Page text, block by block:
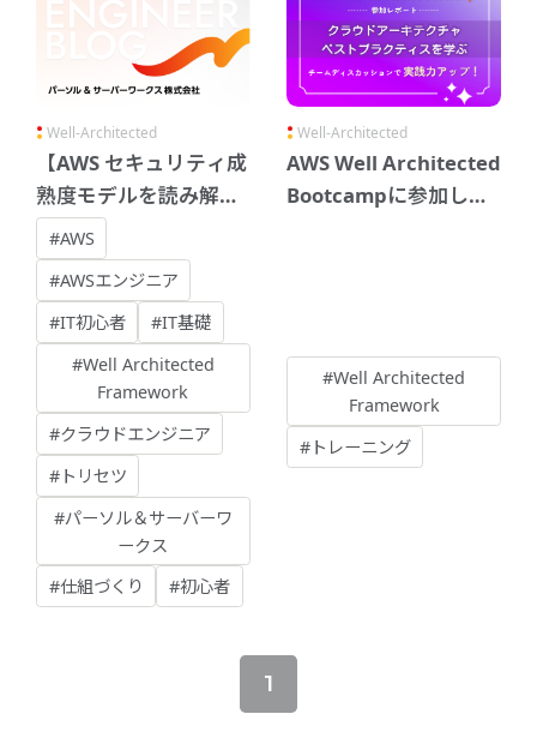
Well-Architected
【AWS セキュリティ成
熟度モデルを読み解
く】 - 基礎
#AWS
#AWSエンジニア
#IT初心者
#IT基礎
#Well Architected
Framework
#クラウドエンジニア
#トリセツ
#パーソル＆サーバーワ
ークス
#仕組づくり
#初心者
Well-Architected
AWS Well Architected
Bootcampに参加して
#Well Architected
Framework
#トレーニング
1